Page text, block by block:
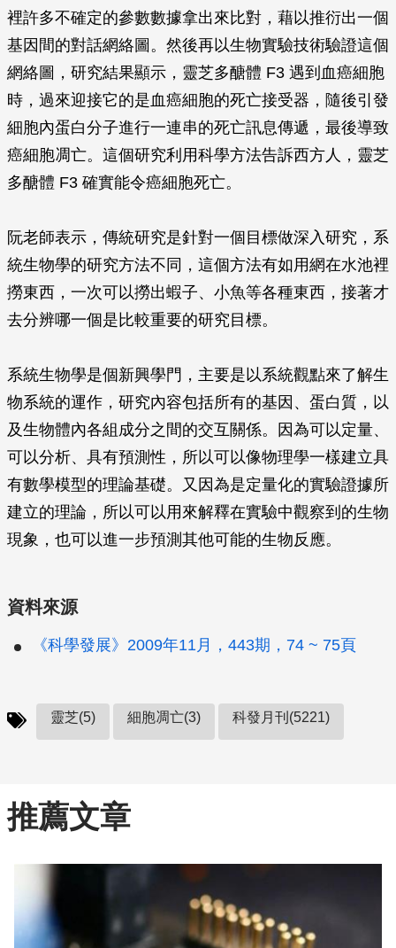
裡許多不確定的參數數據拿出來比對，藉以推衍出一個
基因間的對話網絡圖。然後再以生物實驗技術驗證這個
網絡圖，研究結果顯示，靈芝多醣體 F3 遇到血癌細胞
時，過來迎接它的是血癌細胞的死亡接受器，隨後引發
細胞內蛋白分子進行一連串的死亡訊息傳遞，最後導致
癌細胞凋亡。這個研究利用科學方法告訴西方人，靈芝
多醣體 F3 確實能令癌細胞死亡。
阮老師表示，傳統研究是針對一個目標做深入研究，系
統生物學的研究方法不同，這個方法有如用網在水池裡
撈東西，一次可以撈出蝦子、小魚等各種東西，接著才
去分辨哪一個是比較重要的研究目標。
系統生物學是個新興學門，主要是以系統觀點來了解生
物系統的運作，研究內容包括所有的基因、蛋白質，以
及生物體內各組成分之間的交互關係。因為可以定量、
可以分析、具有預測性，所以可以像物理學一樣建立具
有數學模型的理論基礎。又因為是定量化的實驗證據所
建立的理論，所以可以用來解釋在實驗中觀察到的生物
現象，也可以進一步預測其他可能的生物反應。
資料來源
《科學發展》2009年11月，443期，74 ~ 75頁
靈芝(5) 細胞凋亡(3) 科發月刊(5221)
推薦文章